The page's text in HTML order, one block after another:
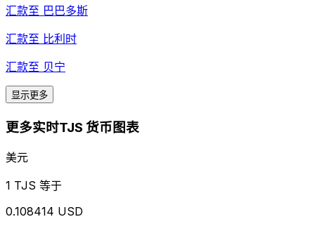
汇款至 巴巴多斯
汇款至 比利时
汇款至 贝宁
显示更多
更多实时TJS 货币图表
美元
1 TJS 等于
0.108414 USD